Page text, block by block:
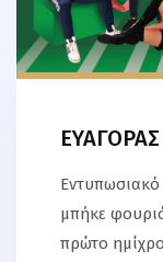
μπήκε
πρώτο